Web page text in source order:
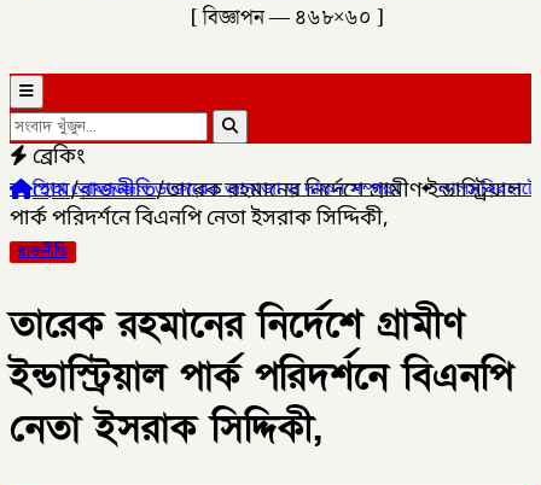
[ বিজ্ঞাপন — ৪৬৮×৬০ ]
ব্রেকিং
জানাজা ও দাফন সম্পন্ন।✦লালমনিরহাটের ৫ উপজেলার
হোম/রাজনীতি/তারেক রহমানের নির্দেশে গ্রামীণ ইন্ডাস্ট্রিয়াল
পার্ক পরিদর্শনে বিএনপি নেতা ইসরাক সিদ্দিকী,
রাজনীতি
তারেক রহমানের নির্দেশে গ্রামীণ
ইন্ডাস্ট্রিয়াল পার্ক পরিদর্শনে বিএনপি
নেতা ইসরাক সিদ্দিকী,